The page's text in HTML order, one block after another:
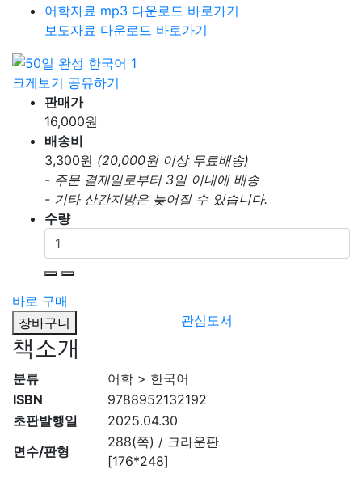
어학자료 mp3 다운로드 바로가기
보도자료 다운로드 바로가기
크게보기 공유하기
판매가
16,000원
배송비
3,300원 (20,000원 이상 무료배송)
- 주문 결재일로부터 3일 이내에 배송
- 기타 산간지방은 늦어질 수 있습니다.
수량
바로 구매
장바구니
관심도서
책소개
분류
어학 > 한국어
ISBN
9788952132192
초판발행일
2025.04.30
면수/판형
288(쪽) / 크라운판
[176*248]